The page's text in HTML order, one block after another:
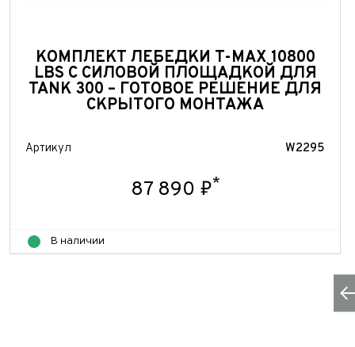
КОМПЛЕКТ ЛЕБЕДКИ T-MAX 10800
LBS С СИЛОВОЙ ПЛОЩАДКОЙ ДЛЯ
TANK 300 – ГОТОВОЕ РЕШЕНИЕ ДЛЯ
СКРЫТОГО МОНТАЖА
Артикул W2295
87 890 ₽*
В наличии
Тема
Для
Ваш
Год